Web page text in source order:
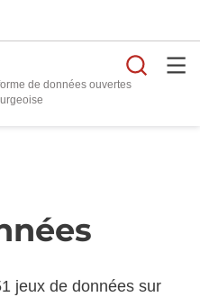
de données ouvertes
jeux de données sur